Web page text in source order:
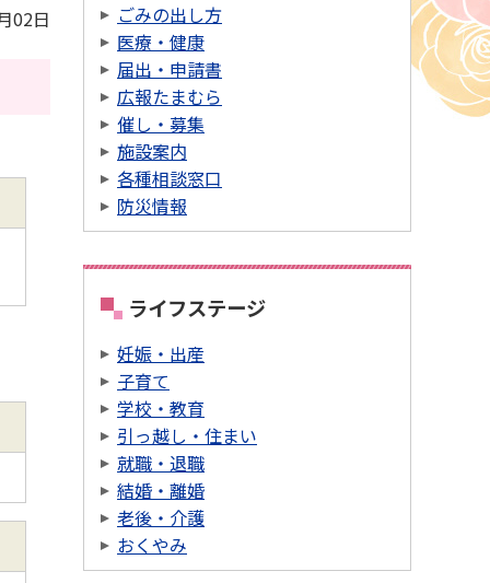
02日
ごみの出し方
医療・健康
届出・申請書
広報たまむら
催し・募集
施設案内
各種相談窓口
防災情報
ライフステージ
妊娠・出産
子育て
学校・教育
引っ越し・住まい
就職・退職
結婚・離婚
老後・介護
おくやみ